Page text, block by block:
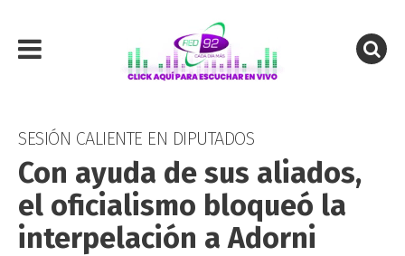
SESIÓN CALIENTE EN DIPUTADOS
Con ayuda de sus aliados,
el oficialismo bloqueó la
interpelación a Adorni